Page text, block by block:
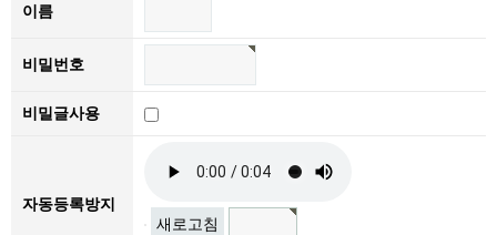
이름
비밀번호
비밀글사용
자동등록방지
새로고침